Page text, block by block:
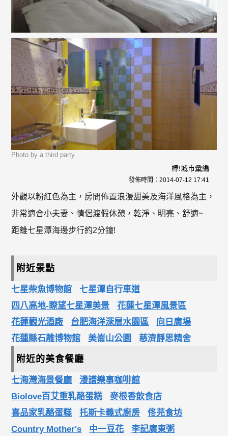
Photo by a third party
棒!城市彙編
發佈時間： 2014-07-12 17:41
外觀以粉紅色為主，房間佈置浪漫甜美及海洋風格為主，
非常適合小夫妻、情侶渡假休憩，乾淨、明亮、舒適~
距離七星潭海邊步行約2分鐘!
附近景點
七星柴魚博物館
七星潭自行車道
四八高地-瞭望七星潭美景
花蓮七星潭風景區
花蓮觀光酒廠
台肥海洋深層水園區
向日廣場
花蓮縣石雕博物館
美崙山公園 慈濟靜思精舍
附近的美食餐廳
七海灣海景餐廳
漫譜樂事咖啡館
Biolove百艾重乳酪蛋糕
麥根香飲食店
喜品家乳酪蛋糕
托斯卡義式廚房
佟芫食坊
Country Mother's
中一豆花 李記廣東粥